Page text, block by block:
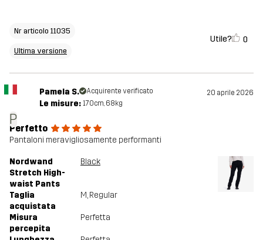
Nr articolo 11035
Ultima versione
Utile? 0
P
Pamela S. Acquirente verificato 20 aprile 2026
Le misure: 170cm, 68kg
Perfetto
Pantaloni meravigliosamente performanti
Nordwand
Stretch High-
waist Pants
Black
Taglia
acquistata
M, Regular
Misura
percepita
Perfetta